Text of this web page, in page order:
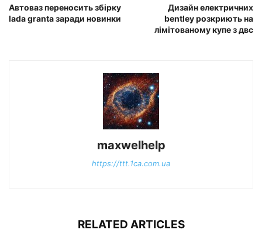
Автоваз переносить збірку
lada granta заради новинки
Дизайн електричних
bentley розкриють на
лімітованому купе з двс
maxwelhelp
https://ttt.1ca.com.ua
RELATED ARTICLES